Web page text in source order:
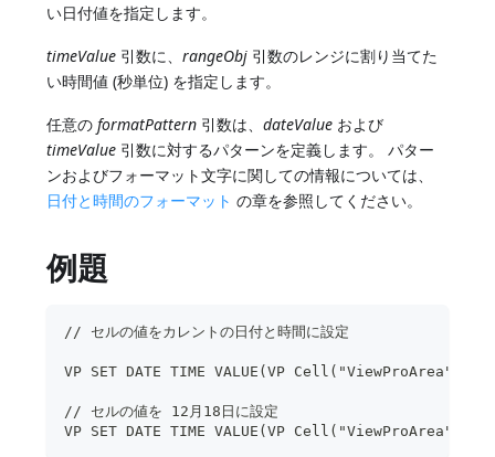
い日付値を指定します。
timeValue 引数に、rangeObj 引数のレンジに割り当てた
い時間値 (秒単位) を指定します。
任意のformatPattern 引数は、dateValue および
timeValue 引数に対するパターンを定義します。 パター
ンおよびフォーマット文字に関しての情報については、
日付と時間のフォーマット の章を参照してください。
例題
// セルの値をカレントの日付と時間に設定
VP SET DATE TIME VALUE(VP
// セルの値を 12月18日に設定
VP SET DATE TIME VALUE(VP